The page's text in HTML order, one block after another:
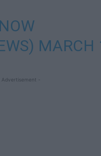
MARCH
Advertisement -